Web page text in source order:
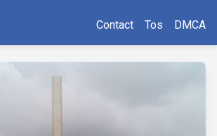
Contact Tos DMCA